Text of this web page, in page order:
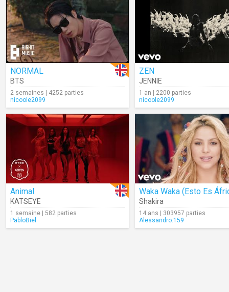
NORMAL
BTS
2 semaines | 4252 parties
nicoole2099
ZEN
JENNIE
1 an | 2200 parties
nicoole2099
Animal
KATSEYE
1 semaine | 582 parties
PabloBiel
Waka Waka (Esto Es
Shakira
14 ans | 303957 parties
Alessandro.159